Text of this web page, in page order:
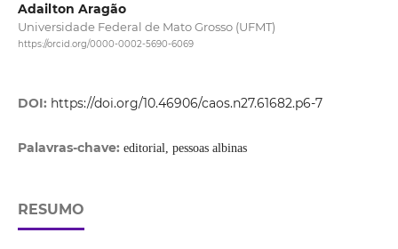
Adailton Aragão
Universidade Federal de Mato Grosso (UFMT)
https://orcid.org/0000-0002-5690-6069
DOI: https://doi.org/10.46906/caos.n27.61682.p6-7
Palavras-chave: editorial, pessoas albinas
RESUMO